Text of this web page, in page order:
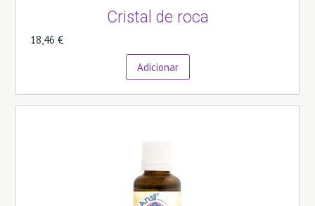
Cristal de roca
18,46 €
Adicionar